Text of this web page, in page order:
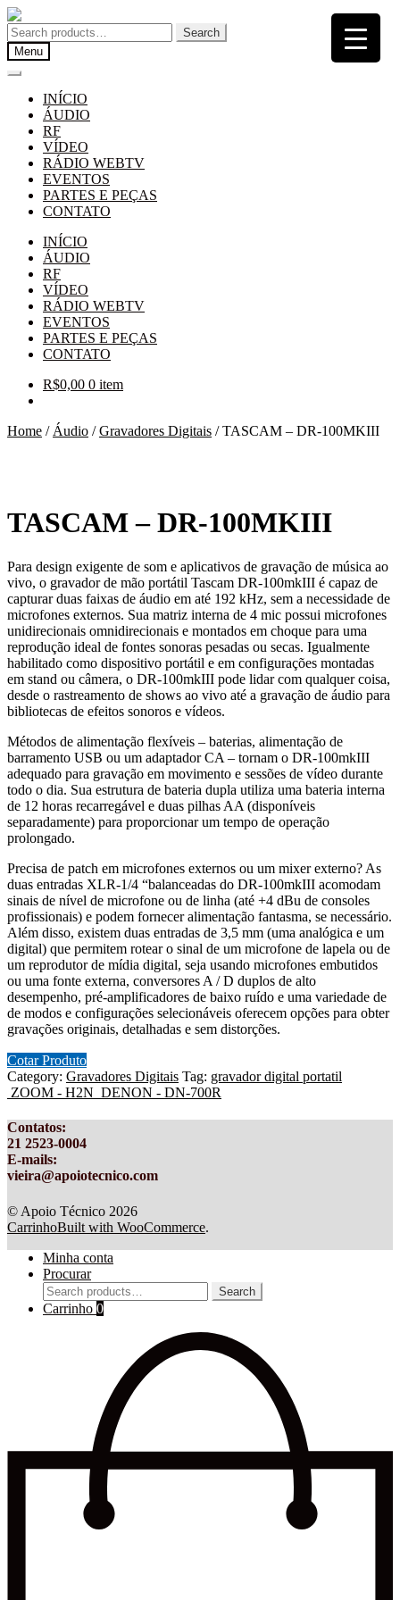
Pular
para
navegação
Pular
para
o
conteúdo
Search
for:
Search
Menu
INÍCIO
ÁUDIO
RF
VÍDEO
RÁDIO WEBTV
EVENTOS
PARTES E PEÇAS
CONTATO
INÍCIO
ÁUDIO
RF
VÍDEO
RÁDIO WEBTV
EVENTOS
PARTES E PEÇAS
CONTATO
R$0,00 0 item
Home / Áudio /Gravadores Digitais /TASCAM – DR-100MKIII
TASCAM – DR-100MKIII
Para design exigente de som e aplicativos de gravação de música ao
vivo, o gravador de mão portátil Tascam DR-100mkIII é capaz de
capturar duas faixas de áudio em até 192 kHz, sem a necessidade de
microfones externos. Sua matriz interna de 4 mic possui microfones
unidirecionais omnidirecionais e montados em choque para uma
reprodução ideal de fontes sonoras pesadas ou secas. Igualmente
habilitado como dispositivo portátil e em configurações montadas
em stand ou câmera, o DR-100mkIII pode lidar com qualquer coisa,
desde o rastreamento de shows ao vivo até a gravação de áudio para
bibliotecas de efeitos sonoros e vídeos.
Métodos de alimentação flexíveis – baterias, alimentação de
barramento USB ou um adaptador CA – tornam o DR-100mkIII
adequado para gravação em movimento e sessões de vídeo durante
todo o dia. Sua estrutura de bateria dupla utiliza uma bateria interna
de 12 horas recarregável e duas pilhas AA (disponíveis
separadamente) para proporcionar um tempo de operação
prolongado.
Precisa de patch em microfones externos ou um mixer externo? As
duas entradas XLR-1/4 “balanceadas do DR-100mkIII acomodam
sinais de nível de microfone ou de linha (até +4 dBu de consoles
profissionais) e podem fornecer alimentação fantasma, se necessário.
Além disso, existem duas entradas de 3,5 mm (uma analógica e um
digital) que permitem rotear o sinal de um microfone de lapela ou de
um reprodutor de mídia digital, seja usando microfones embutidos
ou uma fonte externa, conversores A / D duplos de alto
desempenho, pré-amplificadores de baixo ruído e uma variedade de
de modos e configurações selecionáveis ​​oferecem opções para obter
gravações originais, detalhadas e sem distorções.
Cotar Produto
Category: Gravadores Digitais Tag: gravador digital portatil
ZOOM - H2N DENON - DN-700R
Contatos:
21 2523-0004
E-mails:
vieira@apoiotecnico.com
© Apoio Técnico 2026
CarrinhoBuilt with WooCommerce.
Minha conta
Procurar
Search
for:
Search
Carrinho 0